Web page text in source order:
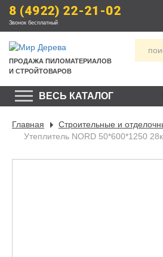
8 (4922) 22-21-02
Звонок бесплатный
ПРОДАЖА ПИЛОМАТЕРИАЛОВ
И СТРОЙТОВАРОВ
ВЕСЬ КАТАЛОГ
Главная Строительные и
Утеплитель NORD 50*600*1250